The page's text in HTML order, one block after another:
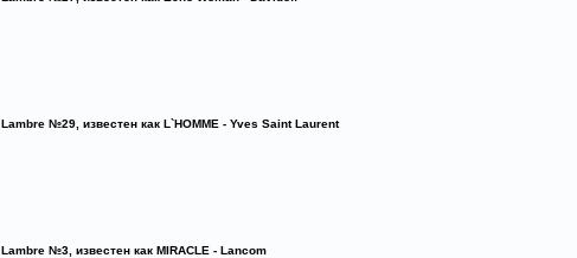
Lambre №29, известен как L`HOMME - Yves Saint Laurent
Lambre №3, известен как MIRACLE - Lancom